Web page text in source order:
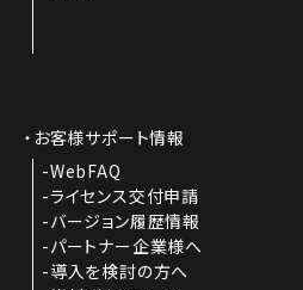
お客様サポート情報
WebFAQ
ライセンス交付申請
バージョン履歴情報
パートナー企業様へ
導入を検討の方へ